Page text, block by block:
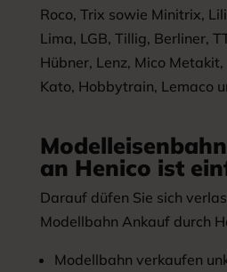
Roco, Trix sowie Minitrix,
Lima, LGB, Tillig, Berliner,
Hübner, Lenz, Mico
Kato, Hobbytrain, Lemaco
an Henico ist
Darauf düfen Sie sich
Modellbahn Ankauf durch
Modellbahn verkaufen